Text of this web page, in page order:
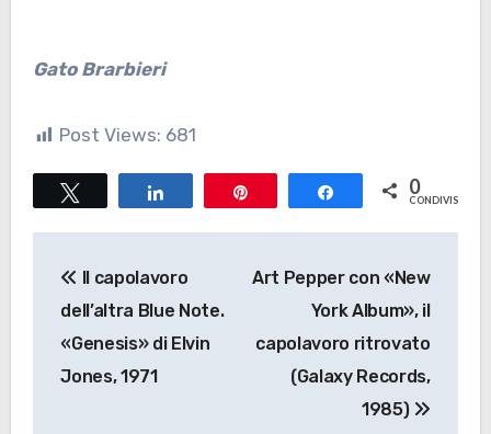
Gato Brarbieri
Post Views: 681
Share 0
CONDIVISIONI
articoli
Il capolavoro
dell’altra Blue Note.
«Genesis» di Elvin
Jones, 1971
Art Pepper con «New
York Album», il
capolavoro ritrovato
(Galaxy Records,
1985)